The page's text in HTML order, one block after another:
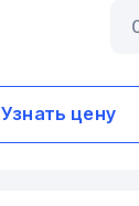
Узнать цену